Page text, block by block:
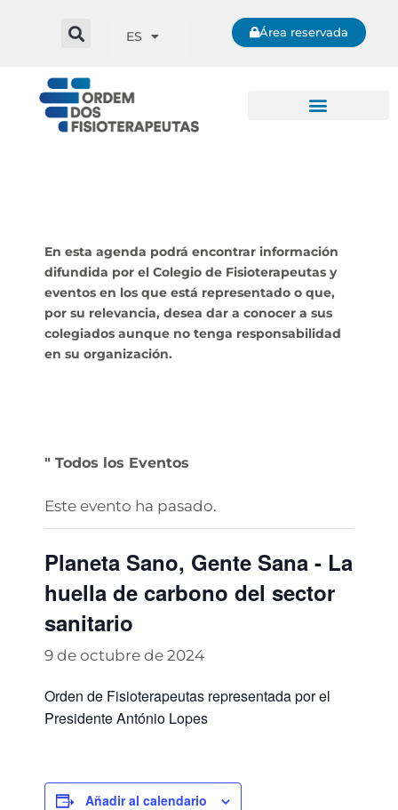
ES Área reservada
En esta agenda podrá encontrar información
difundida por el Colegio de Fisioterapeutas y
eventos en los que está representado o que,
por su relevancia, desea dar a conocer a sus
colegiados aunque no tenga responsabilidad
en su organización.
" Todos los Eventos
Este evento ha pasado.
Planeta Sano, Gente Sana - La
huella de carbono del sector
sanitario
9 de octubre de 2024
Orden de Fisioterapeutas representada por el
Presidente António Lopes
Añadir al calendario